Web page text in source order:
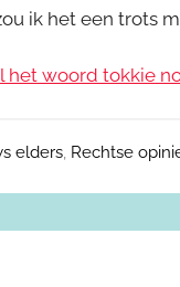
ik het een trots
het woord tokkie
elders, Rechtse